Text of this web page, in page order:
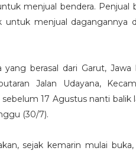
menjual bendera. Penjual
untuk menjual dagangannya
berasal dari Garut,
Jalan Udayana,
17 Agustus nanti balik
(30/7).
sejak kemarin mulai